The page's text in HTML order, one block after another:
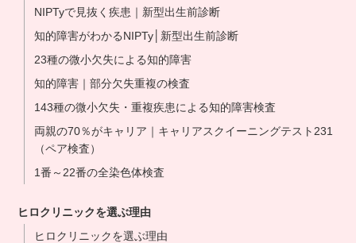
NIPTyで見抜く疾患｜新型出生前診断
知的障害がわかるNIPTy│新型出生前診断
23種の微小欠失による知的障害
知的障害｜部分欠失重複の検査
143種の微小欠失・重複疾患による知的障害検査
両親の70％がキャリア｜キャリアスクイーニングテスト231
（ペア検査）
1番～22番の全染色体検査
ヒロクリニックを選ぶ理由
ヒロクリニックを選ぶ理由